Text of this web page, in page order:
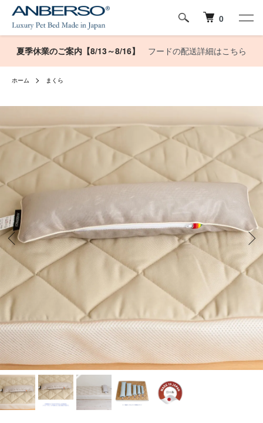
0
夏季休業のご案内【8/13～8/16】 フードの配送詳細はこちら
ホーム まくら